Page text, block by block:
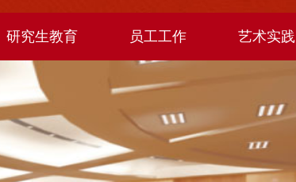
研究生教育 员工工作 艺术实践